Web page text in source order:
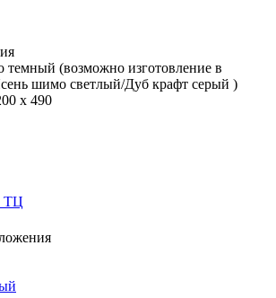
(возможно изготовление в
шимо светлый/Дуб крафт серый )
х 490
ТЦ